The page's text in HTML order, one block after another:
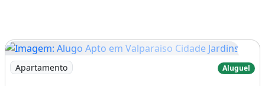
Imagem: Alugo Apto em Valparaiso Cidade Jardins
Apartamento Aluguel